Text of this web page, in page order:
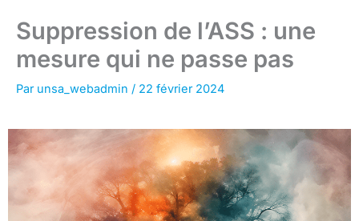
Suppression de l’ASS : une
mesure qui ne passe pas
Par unsa_webadmin / 22 février 2024